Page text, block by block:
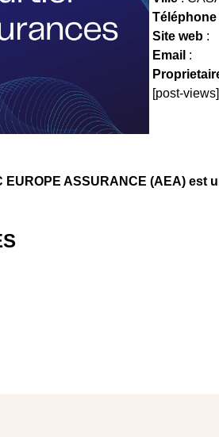
Téléphone
Site web :
Email :
[post-views]
EUROPE ASSURANCE (AEA) est